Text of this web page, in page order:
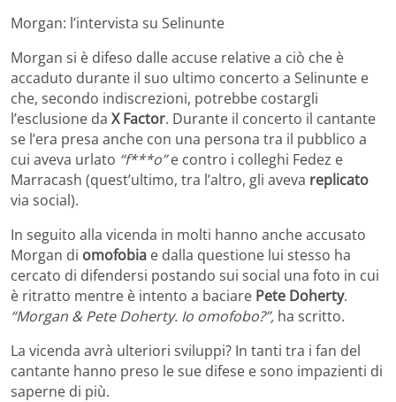
Morgan: l’intervista su Selinunte
Morgan si è difeso dalle accuse relative a ciò che è
accaduto durante il suo ultimo concerto a Selinunte e
che, secondo indiscrezioni, potrebbe costargli
l’esclusione da X Factor. Durante il concerto il cantante
se l’era presa anche con una persona tra il pubblico a
cui aveva urlato “f***o”e contro i colleghi Fedez e
Marracash (quest’ultimo, tra l’altro, gli aveva replicato
via social).
In seguito alla vicenda in molti hanno anche accusato
Morgan di omofobia e dalla questione lui stesso ha
cercato di difendersi postando sui social una foto in cui
è ritratto mentre è intento a baciare Pete Doherty.
“Morgan & Pete Doherty. Io omofobo?”, ha scritto.
La vicenda avrà ulteriori sviluppi? In tanti tra i fan del
cantante hanno preso le sue difese e sono impazienti di
saperne di più.